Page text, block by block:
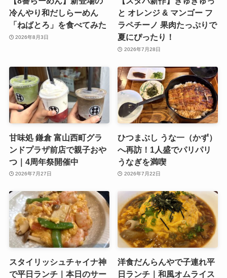
冷んやり和だしらーめん
「ねばとろ」を食べてみた
2026年8月3日
と オレンジ & マンゴー フ
ラペチーノ 果肉たっぷりで
夏にぴったり！
2026年7月28日
甘味処 鎌倉 富山西町グラ
ンドプラザ前店で親子おや
つ｜4周年祭開催中
2026年7月27日
ひつまぶし うな一（かず）
へ再訪！1人盛でパリパリ
うなぎを満喫
2026年7月22日
スタイリッシュチャイナ神
で平日ランチ｜本日のサー
洋食だんらんやで子連れ平
日ランチ｜和風オムライス